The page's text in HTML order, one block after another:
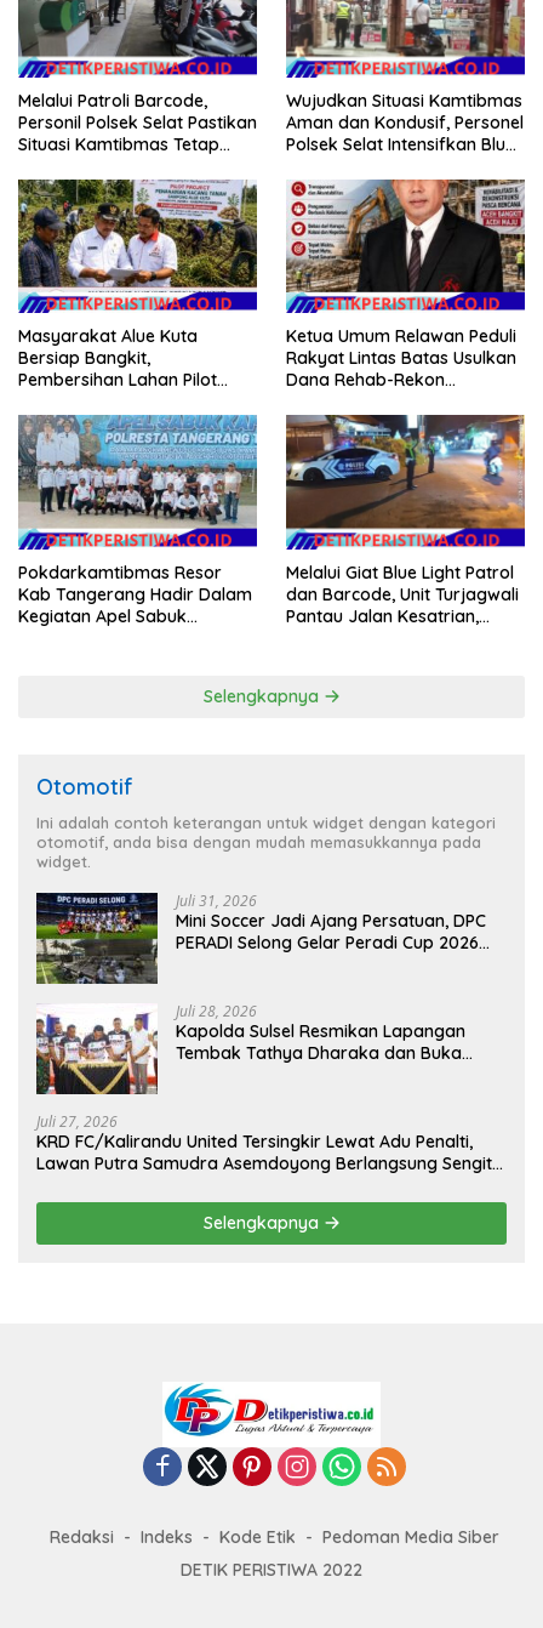
Melalui Patroli Barcode,
Personil Polsek Selat Pastikan
Situasi Kamtibmas Tetap
Wujudkan Situasi Kamtibmas
Aman dan Kondusif, Personel
Polsek Selat Intensifkan Blue
Duda
Masyarakat Alue Kuta
Bersiap Bangkit,
Pembersihan Lahan Pilot
Tanah Dimulai Sabtu
Ketua Umum Relawan Peduli
Rakyat Lintas Batas Usulkan
Dana Rehab-Rekon
Dikelola Langsung
Pemerintah Pusat
Pokdarkamtibmas Resor
Kab Tangerang Hadir Dalam
Kegiatan Apel Sabuk
Melalui Giat Blue Light Patrol
dan Barcode, Unit Turjagwali
Pantau Jalan Kesatrian,
Selengkapnya
Otomotif
Ini adalah contoh keterangan untuk widget dengan kategori
otomotif, anda bisa dengan mudah memasukkannya pada
widget.
Juli 31, 2026
Mini Soccer Jadi Ajang Persatuan, DPC
PERADI Selong Gelar Peradi Cup 2026
Juli 28, 2026
Kapolda Sulsel Resmikan Lapangan
Tembak Tathya Dharaka dan Buka
Juli 27, 2026
KRD FC/Kalirandu United Tersingkir Lewat Adu Penalti,
Lawan Putra Samudra Asemdoyong Berlangsung Sengit
Selengkapnya
Redaksi Indeks Kode Etik
Pedoman Media Siber
DETIK PERISTIWA 2022